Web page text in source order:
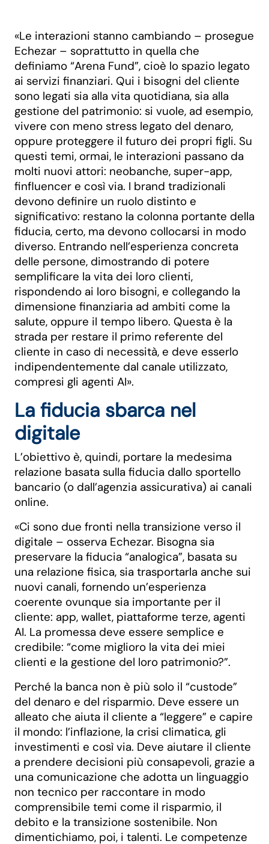
«Le interazioni stanno cambiando – prosegue
Echezar – soprattutto in quella che
definiamo “Arena Fund”, cioè lo spazio legato
ai servizi finanziari. Qui i bisogni del cliente
sono legati sia alla vita quotidiana, sia alla
gestione del patrimonio: si vuole, ad esempio,
vivere con meno stress legato del denaro,
oppure proteggere il futuro dei propri figli. Su
questi temi, ormai, le interazioni passano da
molti nuovi attori: neobanche, super-app,
finfluencer e così via. I brand tradizionali
devono definire un ruolo distinto e
significativo: restano la colonna portante della
fiducia, certo, ma devono collocarsi in modo
diverso. Entrando nell’esperienza concreta
delle persone, dimostrando di potere
semplificare la vita dei loro clienti,
rispondendo ai loro bisogni, e collegando la
dimensione finanziaria ad ambiti come la
salute, oppure il tempo libero. Questa è la
strada per restare il primo referente del
cliente in caso di necessità, e deve esserlo
indipendentemente dal canale utilizzato,
compresi gli agenti AI».
La fiducia sbarca nel
digitale
L’obiettivo è, quindi, portare la medesima
relazione basata sulla fiducia dallo sportello
bancario (o dall’agenzia assicurativa) ai canali
online.
«Ci sono due fronti nella transizione verso il
digitale – osserva Echezar. Bisogna sia
preservare la fiducia “analogica”, basata su
una relazione fisica, sia trasportarla anche sui
nuovi canali, fornendo un’esperienza
coerente ovunque sia importante per il
cliente: app, wallet, piattaforme terze, agenti
AI. La promessa deve essere semplice e
credibile: “come miglioro la vita dei miei
clienti e la gestione del loro patrimonio?”.
Perché la banca non è più solo il “custode”
del denaro e del risparmio. Deve essere un
alleato che aiuta il cliente a “leggere” e capire
il mondo: l’inflazione, la crisi climatica, gli
investimenti e così via. Deve aiutare il cliente
a prendere decisioni più consapevoli, grazie a
una comunicazione che adotta un linguaggio
non tecnico per raccontare in modo
comprensibile temi come il risparmio, il
debito e la transizione sostenibile. Non
dimentichiamo, poi, i talenti. Le competenze